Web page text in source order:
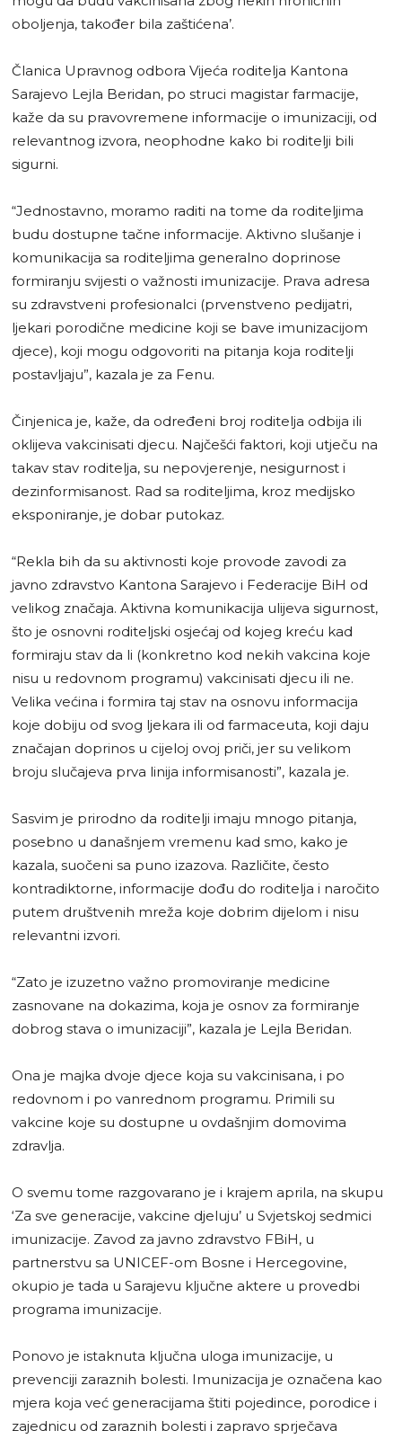
oboljenja, također bila zaštićena’.
Članica Upravnog odbora Vijeća roditelja Kantona
Sarajevo Lejla Beridan, po struci magistar farmacije,
kaže da su pravovremene informacije o imunizaciji, od
relevantnog izvora, neophodne kako bi roditelji bili
sigurni.
“Jednostavno, moramo raditi na tome da roditeljima
budu dostupne tačne informacije. Aktivno slušanje i
komunikacija sa roditeljima generalno doprinose
formiranju svijesti o važnosti imunizacije. Prava adresa
su zdravstveni profesionalci (prvenstveno pedijatri,
ljekari porodične medicine koji se bave imunizacijom
djece), koji mogu odgovoriti na pitanja koja roditelji
postavljaju”, kazala je za Fenu.
Činjenica je, kaže, da određeni broj roditelja odbija ili
oklijeva vakcinisati djecu. Najčešći faktori, koji utječu na
takav stav roditelja, su nepovjerenje, nesigurnost i
dezinformisanost. Rad sa roditeljima, kroz medijsko
eksponiranje, je dobar putokaz.
“Rekla bih da su aktivnosti koje provode zavodi za
javno zdravstvo Kantona Sarajevo i Federacije BiH od
velikog značaja. Aktivna komunikacija ulijeva sigurnost,
što je osnovni roditeljski osjećaj od kojeg kreću kad
formiraju stav da li (konkretno kod nekih vakcina koje
nisu u redovnom programu) vakcinisati djecu ili ne.
Velika većina i formira taj stav na osnovu informacija
koje dobiju od svog ljekara ili od farmaceuta, koji daju
značajan doprinos u cijeloj ovoj priči, jer su velikom
broju slučajeva prva linija informisanosti”, kazala je.
Sasvim je prirodno da roditelji imaju mnogo pitanja,
posebno u današnjem vremenu kad smo, kako je
kazala, suočeni sa puno izazova. Različite, često
kontradiktorne, informacije dođu do roditelja i naročito
putem društvenih mreža koje dobrim dijelom i nisu
relevantni izvori.
“Zato je izuzetno važno promoviranje medicine
zasnovane na dokazima, koja je osnov za formiranje
dobrog stava o imunizaciji”, kazala je Lejla Beridan.
Ona je majka dvoje djece koja su vakcinisana, i po
redovnom i po vanrednom programu. Primili su
vakcine koje su dostupne u ovdašnjim domovima
zdravlja.
O svemu tome razgovarano je i krajem aprila, na skupu
‘Za sve generacije, vakcine djeluju’ u Svjetskoj sedmici
imunizacije. Zavod za javno zdravstvo FBiH, u
partnerstvu sa UNICEF-om Bosne i Hercegovine,
okupio je tada u Sarajevu ključne aktere u provedbi
programa imunizacije.
Ponovo je istaknuta ključna uloga imunizacije, u
prevenciji zaraznih bolesti. Imunizacija je označena kao
mjera koja već generacijama štiti pojedince, porodice i
zajednicu od zaraznih bolesti i zapravo sprječava